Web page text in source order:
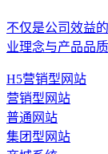
不仅是公司效益
业理念与产品品
H5营销型网站
营销型网站
普通网站
集团型网站